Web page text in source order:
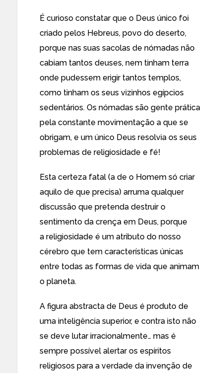
É curioso constatar que o Deus único foi
criado pelos Hebreus, povo do deserto,
porque nas suas sacolas de nómadas não
cabiam tantos deuses, nem tinham terra
onde pudessem erigir tantos templos,
como tinham os seus vizinhos egípcios
sedentários. Os nómadas são gente prática
pela constante movimentação a que se
obrigam, e um único Deus resolvia os seus
problemas de religiosidade e fé!
Esta certeza fatal (a de o Homem só criar
aquilo de que precisa) arruma qualquer
discussão que pretenda destruir o
sentimento da crença em Deus, porque
a religiosidade é um atributo do nosso
cérebro que tem características únicas
entre todas as formas de vida que animam
o planeta.
A figura abstracta de Deus é produto de
uma inteligência superior, e contra isto não
se deve lutar irracionalmente… mas é
sempre possível alertar os espíritos
religiosos para a verdade da invenção de